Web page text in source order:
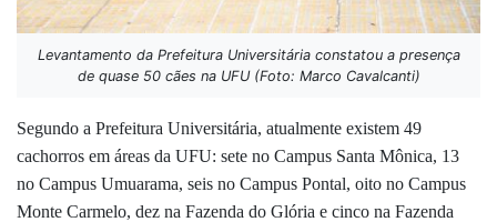
Levantamento da Prefeitura Universitária constatou a presença
de quase 50 cães na UFU (Foto: Marco Cavalcanti)
Segundo a Prefeitura Universitária, atualmente existem 49
cachorros em áreas da UFU: sete no Campus Santa Mônica, 13
no Campus Umuarama, seis no Campus Pontal, oito no Campus
Monte Carmelo, dez na Fazenda do Glória e cinco na Fazenda